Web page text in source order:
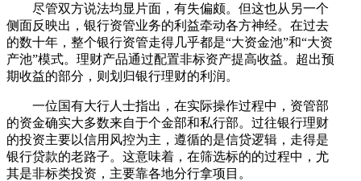
尽管双方说法均显片面，有失偏颇。但这也从另一个
侧面反映出，银行资管业务的利益牵动各方神经。在过去
的数十年，整个银行资管走得几乎都是“大资金池”和“大资
产池”模式。理财产品通过配置非标资产提高收益。超出预
期收益的部分，则划归银行理财的利润。
一位国有大行人士指出，在实际操作过程中，资管部
的资金确实大多数来自于个金部和私行部。过往银行理财
的投资主要以信用风控为主，遵循的是信贷逻辑，走得是
银行贷款的老路子。这意味着，在筛选标的的过程中，尤
其是非标类投资，主要靠各地分行拿项目。